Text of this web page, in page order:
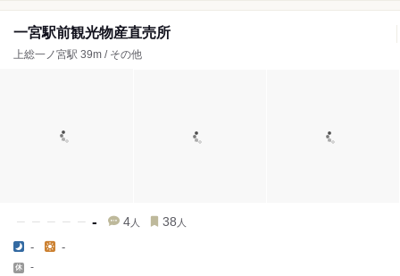
一宮駅前観光物産直売所
上総一ノ宮駅 39m / その他
- 4 人 38 人
- -
-